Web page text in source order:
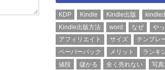
KDP Kindle Kindle出版
kindle
Kindle出版方法
word なぜ
や
アフィリエイト
サイズ
テンプレ
ペーパーバック
メリット ランキ
値段
儲かる 全く売れない 写真